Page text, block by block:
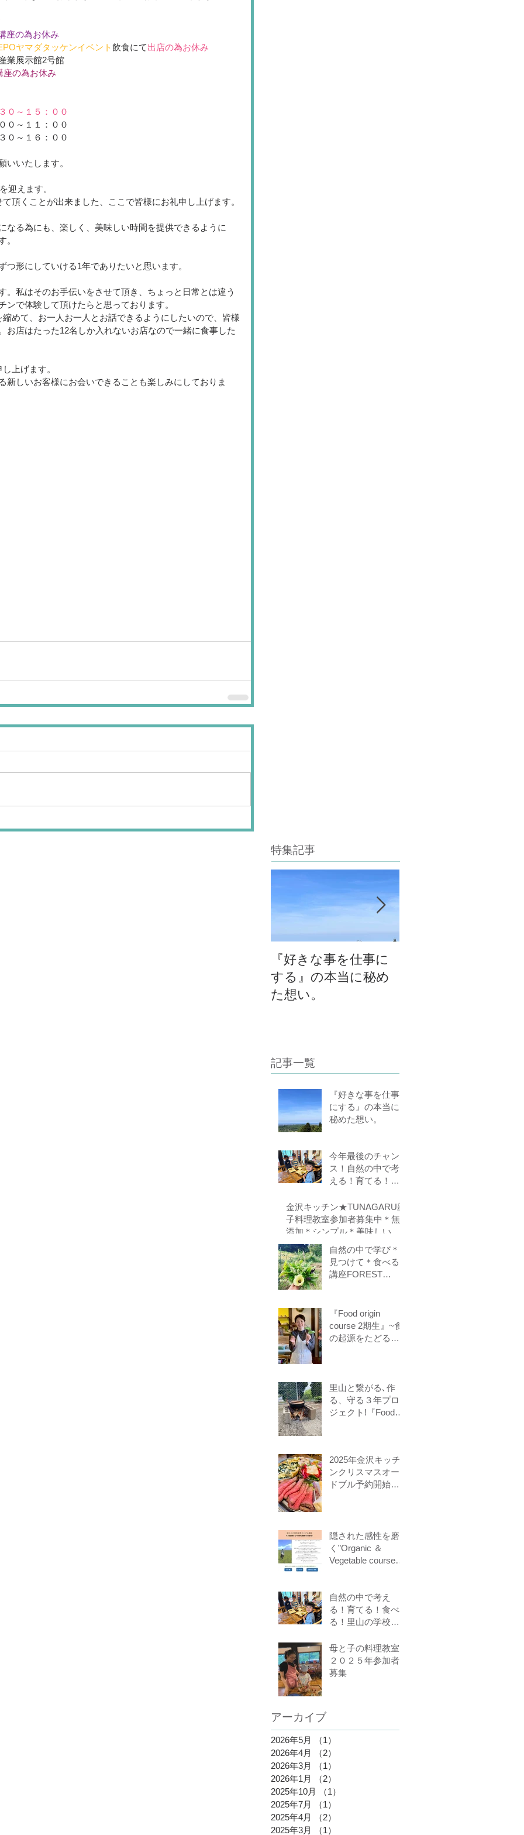
座の為お休み
ヤマダタッケンイベント飲食にて出店の為お休み
館2号館
座の為お休み
０～１５：００
０～１１：００
１６：００
いいたします。
を迎えます。
頂くことが出来ました、ここで皆様にお礼申し上げます。
なる為にも、楽しく、美味しい時間を提供できるように
。
つ形にしていける1年でありたいと思います。
。私はそのお手伝いをさせて頂き、ちょっと日常とは違う
ンで体験して頂けたらと思っております。
めて、お一人お一人とお話できるようにしたいので、皆様
お店はたった12名しか入れないお店なので一緒に食事した
上げます。
新しいお客様にお会いできることも楽しみにしておりま
特集記事
『好きな事を仕事に
する』の本当に秘め
た想い。
記事一覧
『好きな事を仕事
にする』の本当に
秘めた想い。
今年最後のチャン
ス！自然の中で考
える！育てる！食
はぐくみスクール
１０期生募集中
（体験講座もあり
金沢キッチン★TUNAGARU親
子料理教室参加者募集中＊無
添加＊シンプル＊美味しい＊
子供の味覚を育てる＊栄養バ
ランス＊親子のコミニケーシ
ョンを育てる
自然の中で学び＊
見つけて＊食べる
講座FOREST
募集
『Food origin
course 2期生』~食
の起源をたどる料
るをテーマに作る
ことに意識を生み
出す調理法、オフ
里山と繋がる､作
る、守る３年プロ
ジェクト!『Food
2025年金沢キッチ
ンクリスマスオー
ドブル予約開始し
隠された感性を磨
く”Organic ＆
Vegetable course”
自然の中で考え
る！育てる！食べ
る！里山の学校は
期生募集中（体験
講座もあります）
母と子の料理教室
２０２５年参加者
募集
アーカイブ
2026年5月 （1）
2026年4月
（2）
2026年3月
（1）
2026年1月
（2）
2025年10月
（1）
2025年7月
（1）
2025年4月
（2）
2025年3月
（1）